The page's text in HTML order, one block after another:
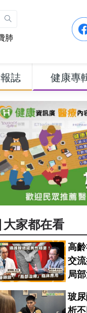
肺
誌 健康專
大家都在看
高
交
局
玻
析